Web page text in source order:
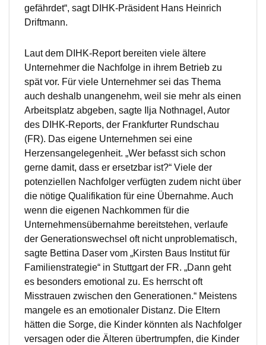
gefährdet“, sagt DIHK-Präsident Hans Heinrich
Driftmann.
Laut dem DIHK-Report bereiten viele ältere
Unternehmer die Nachfolge in ihrem Betrieb zu
spät vor. Für viele Unternehmer sei das Thema
auch deshalb unangenehm, weil sie mehr als einen
Arbeitsplatz abgeben, sagte Ilja Nothnagel, Autor
des DIHK-Reports, der Frankfurter Rundschau
(FR). Das eigene Unternehmen sei eine
Herzensangelegenheit. „Wer befasst sich schon
gerne damit, dass er ersetzbar ist?“ Viele der
potenziellen Nachfolger verfügten zudem nicht über
die nötige Qualifikation für eine Übernahme. Auch
wenn die eigenen Nachkommen für die
Unternehmensübernahme bereitstehen, verlaufe
der Generationswechsel oft nicht unproblematisch,
sagte Bettina Daser vom „Kirsten Baus Institut für
Familienstrategie“ in Stuttgart der FR. „Dann geht
es besonders emotional zu. Es herrscht oft
Misstrauen zwischen den Generationen.“ Meistens
mangele es an emotionaler Distanz. Die Eltern
hätten die Sorge, die Kinder könnten als Nachfolger
versagen oder die Älteren übertrumpfen, die Kinder